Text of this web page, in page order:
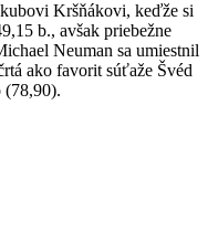
Kršňákovi, keďže si
b., avšak priebežne
Neuman sa umiestnil
ako favorit súťaže Švéd
(78,90).